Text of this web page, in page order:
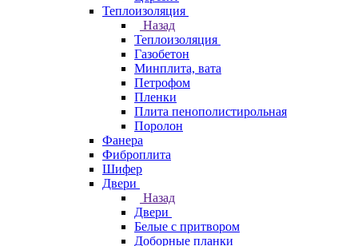
Теплоизоляция
Назад
Теплоизоляция
Газобетон
Минплита, вата
Петрофом
Пленки
Плита пенополистирольная
Поролон
Фанера
Фиброплита
Шифер
Двери
Назад
Двери
Белые с притвором
Доборные планки